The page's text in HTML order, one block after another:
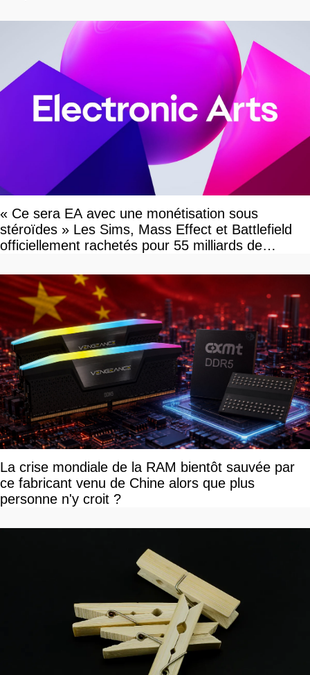
« Ce sera EA avec une monétisation sous
stéroïdes » Les Sims, Mass Effect et Battlefield
officiellement rachetés pour 55 milliards de
La crise mondiale de la RAM bientôt sauvée par
ce fabricant venu de Chine alors que plus
personne n'y croit ?